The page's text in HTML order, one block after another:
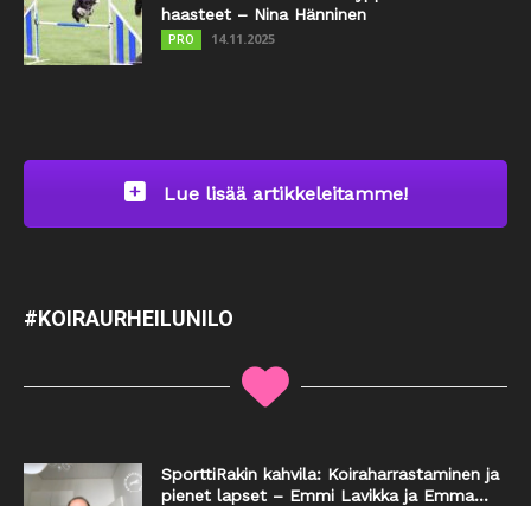
haasteet – Nina Hänninen
PRO 14.11.2025
Lue lisää artikkeleitamme!
#KOIRAURHEILUNILO
SporttiRakin kahvila: Koiraharrastaminen ja
pienet lapset – Emmi Lavikka ja Emma...